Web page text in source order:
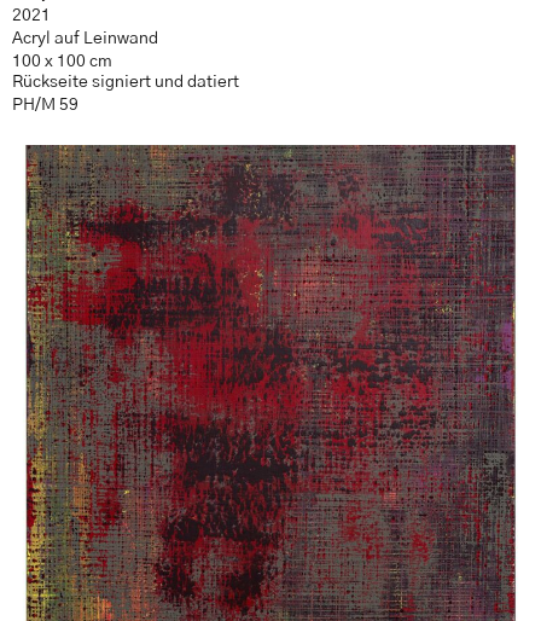
2021
Acryl auf Leinwand
100 x 100 cm
Rückseite signiert und datiert
PH/M 59